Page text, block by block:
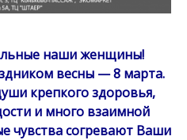
наши женщины!
весны — 8 марта.
крепкого здоровья,
и много взаимной
чувства согревают Ваши